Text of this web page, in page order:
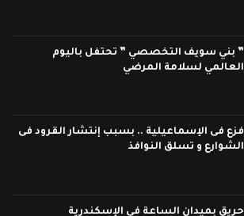
” بني سويف التخصصي ” تحتفل باليوم
العالمي لسلامة المرضي
فزع فى الإسماعيلية .. بسبب إنتشار القرود فى
الشوارع و تسلق النوافذ
حريق بميدان الساعة في الإسكندرية